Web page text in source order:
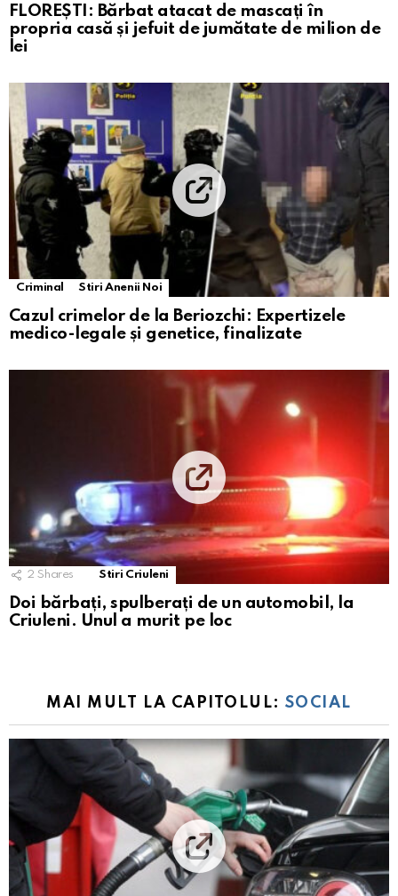
FLOREȘTI: Bărbat atacat de mascați în
propria casă și jefuit de jumătate de milion de
lei
Criminal Stiri Anenii Noi
Cazul crimelor de la Beriozchi: Expertizele
medico-legale și genetice, finalizate
2 Shares Stiri Criuleni
Doi bărbați, spulberați de un automobil, la
Criuleni. Unul a murit pe loc
MAI MULT LA CAPITOLUL: SOCIAL